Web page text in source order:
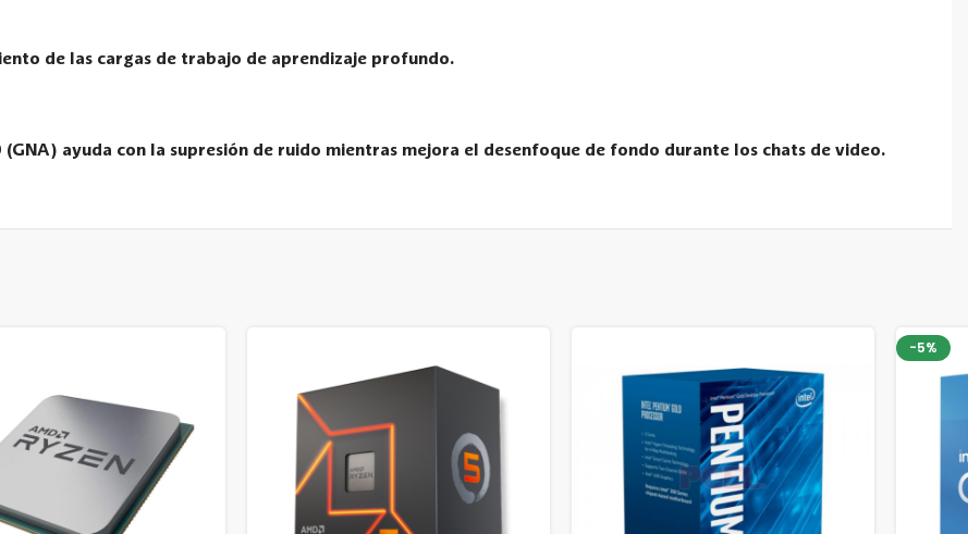
de las cargas de trabajo de aprendizaje profundo.
ayuda con la supresión de ruido mientras mejora el desenfoque de fondo durante los chats de video.
-5%